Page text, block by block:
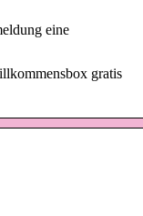
eine
gratis